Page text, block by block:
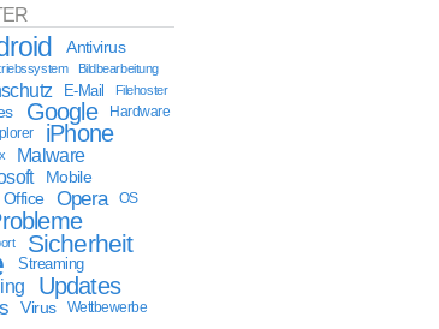
Antivirus
Bildbearbeitung
E-Mail Filehoster
Google Hardware
iPhone
Malware
Mobile
Office Opera
OS
Sicherheit
Streaming
Updates
Virus Wettbewerbe